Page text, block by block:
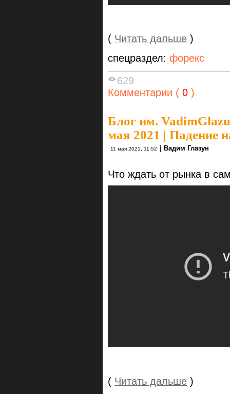
( Читать дальше )
спецраздел: форекс
629
Комментарии ( 0 )
Блог им.
мая 2021 | Падение
11 мая 2021, 11:52 Вадим Глазун
Что ждать от рынка в
( Читать дальше )